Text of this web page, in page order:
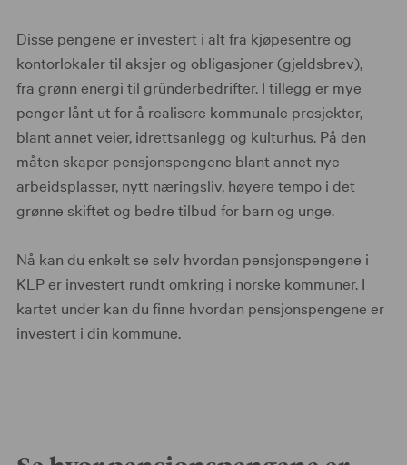
Disse pengene er investert i alt fra kjøpesentre og
kontorlokaler til aksjer og obligasjoner (gjeldsbrev),
fra grønn energi til gründerbedrifter. I tillegg er mye
penger lånt ut for å realisere kommunale prosjekter,
blant annet veier, idrettsanlegg og kulturhus. På den
måten skaper pensjonspengene blant annet nye
arbeidsplasser, nytt næringsliv, høyere tempo i det
grønne skiftet og bedre tilbud for barn og unge.
Nå kan du enkelt se selv hvordan pensjonspengene i
KLP er investert rundt omkring i norske kommuner. I
kartet under kan du finne hvordan pensjonspengene er
investert i din kommune.